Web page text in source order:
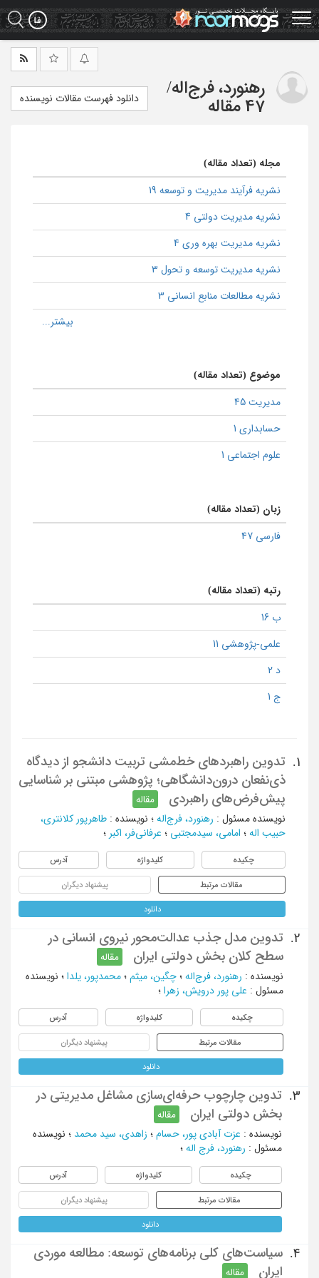
Skip
to
main
رهنورد، فرج‌اله/
47 مقاله
دانلود فهرست مقالات نویسنده
مجله (تعداد مقاله)
نشریه فرآیند مدیریت و توسعه 19
نشریه مدیریت دولتی 4
نشریه مدیریت بهره وری 4
نشریه مدیریت توسعه و تحول 3
نشریه مطالعات منابع انسانی 3
موضوع (تعداد مقاله)
مدیریت 45
حسابداری 1
علوم اجتماعی 1
زبان (تعداد مقاله)
فارسی 47
رتبه (تعداد مقاله)
ب 16
علمی-پژوهشی 11
د 2
ج 1
1.
تدوین راهبردهای خط‌مشی تربیت دانشجو از دیدگاه
ذی‌نفعان درون‌دانشگاهی؛ پژوهشی مبتنی بر شناسایی
پیش‌فرض‌های راهبردی
مقاله
نویسنده مسئول : رهنورد، فرج‌اله ؛ نویسنده : طاهرپور کلانتری،
حبیب ‌اله ؛ امامی، سیدمجتبی ؛ عرفانی‌فر، اکبر ؛
چکیده کلیدواژه آدرس
مقالات مرتبط پیشنهاد دیگران
دانلود
2.
تدوین مدل جذب عدالت‌محور نیروی انسانی در
سطح کلان بخش دولتی ایران
مقاله
نویسنده : رهنورد، فرج‌اله ؛ چگین، میثم ؛ محمدپور، یلدا ؛ نویسنده
مسئول : علی پور درویش، زهرا ؛
چکیده کلیدواژه آدرس
مقالات مرتبط پیشنهاد دیگران
دانلود
3.
تدوین چارچوب حرفه‌ای‌سازی مشاغل مدیریتی در
بخش دولتی ایران
مقاله
نویسنده : عزت آبادی پور، حسام ؛ زاهدی، سید محمد ؛ نویسنده
مسئول : رهنورد، فرج اله ؛
چکیده کلیدواژه آدرس
مقالات مرتبط پیشنهاد دیگران
دانلود
4.
سیاست‌های کلی برنامه‌های توسعه: مطالعه موردی
ایران
مقاله